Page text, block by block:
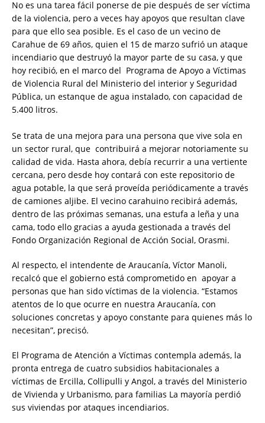
No es una tarea fácil ponerse de pie después de ser víctima
de la violencia, pero a veces hay apoyos que resultan clave
para que ello sea posible. Es el caso de un vecino de
Carahue de 69 años, quien el 15 de marzo sufrió un ataque
incendiario que destruyó la mayor parte de su casa, y que
hoy recibió, en el marco del Programa de Apoyo a Víctimas
de Violencia Rural del Ministerio del interior y Seguridad
Pública, un estanque de agua instalado, con capacidad de
5.400 litros.
Se trata de una mejora para una persona que vive sola en
un sector rural, que contribuirá a mejorar notoriamente su
calidad de vida. Hasta ahora, debía recurrir a una vertiente
cercana, pero desde hoy contará con este repositorio de
agua potable, la que será proveída periódicamente a través
de camiones aljibe. El vecino carahuino recibirá además,
dentro de las próximas semanas, una estufa a leña y una
cama, todo ello gracias a ayuda gestionada a través del
Fondo Organización Regional de Acción Social, Orasmi.
Al respecto, el intendente de Araucanía, Víctor Manoli,
recalcó que el gobierno está comprometido en apoyar a
personas que han sido víctimas de la violencia. “Estamos
atentos de lo que ocurre en nuestra Araucanía, con
soluciones concretas y apoyo constante para quienes más lo
necesitan”, precisó.
El Programa de Atención a Víctimas contempla además, la
pronta entrega de cuatro subsidios habitacionales a
víctimas de Ercilla, Collipulli y Angol, a través del Ministerio
de Vivienda y Urbanismo, para familias La mayoría perdió
sus viviendas por ataques incendiarios.